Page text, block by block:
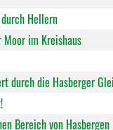
Hellern
Moor im Kreishaus
durch die Hasberger
Bereich von Hasbergen